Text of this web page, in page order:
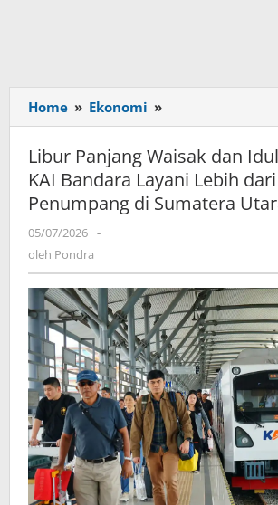
Home » Ekonomi »
Panjang
Waisak
dan
Idul
Adha
Layani
Lebih
dari
84
Ribu
Penumpang
di
Sumatera
Utara
Libur Panjang Waisak dan
KAI Bandara Layani Lebih
Penumpang di Sumatera
05/07/2026 oleh
-
oleh Pondra